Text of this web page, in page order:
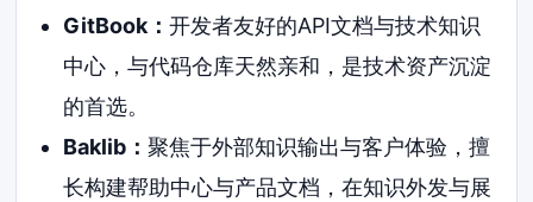
GitBook： 开发者友好的API文档与技术知识
中心，与代码仓库天然亲和，是技术资产沉淀
的首选。
Baklib： 聚焦于外部知识输出与客户体验，擅
长构建帮助中心与产品文档，在知识外发与展